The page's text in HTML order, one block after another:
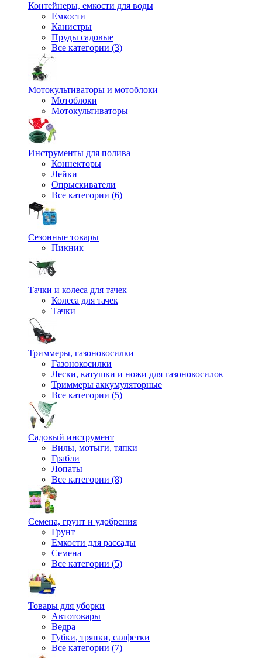
Контейнеры, емкости для воды
Емкости
Канистры
Пруды садовые
Все категории (3)
Мотокультиваторы и мотоблоки
Мотоблоки
Мотокультиваторы
Инструменты для полива
Коннекторы
Лейки
Опрыскиватели
Все категории (6)
Сезонные товары
Пикник
Тачки и колеса для тачек
Колеса для тачек
Тачки
Триммеры, газонокосилки
Газонокосилки
Лески, катушки и ножи для газонокосилок
Триммеры аккумуляторные
Все категории (5)
Садовый инструмент
Вилы, мотыги, тяпки
Грабли
Лопаты
Все категории (8)
Семена, грунт и удобрения
Грунт
Емкости для рассады
Семена
Все категории (5)
Товары для уборки
Автотовары
Ведра
Губки, тряпки, салфетки
Все категории (7)